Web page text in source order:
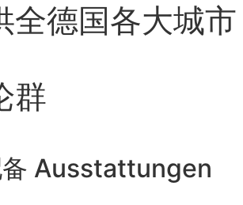
全德国各大城市
群
Ausstattungen